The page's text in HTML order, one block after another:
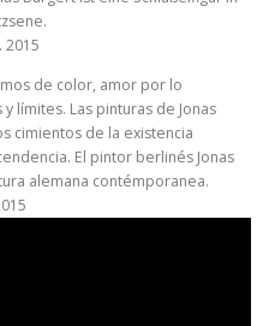
2015
de color, amor por lo
límites. Las pinturas de Jonas
cimientos de la existencia
El pintor berlinés Jonas
alemana contémporanea.